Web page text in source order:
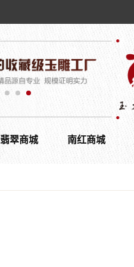
翡翠商城 南红商城